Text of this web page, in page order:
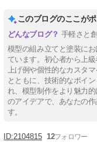
このブログのここが
手軽さと
模型の組み立てと塗装に
ています。初心者から上
上げ例や個性的なカスタ
とともに、技術的なポイ
れ、模型制作をより魅力
のアイデアで、あなたの
す。
2104815 12